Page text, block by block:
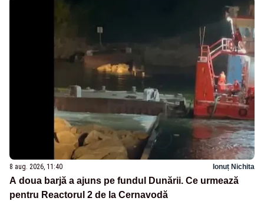
8 aug. 2026, 11:40 Ionuț Nichita
A doua barjă a ajuns pe fundul Dunării. Ce urmează
pentru Reactorul 2 de la Cernavodă